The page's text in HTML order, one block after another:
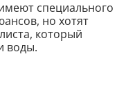
специального
но хотят
который
воды.